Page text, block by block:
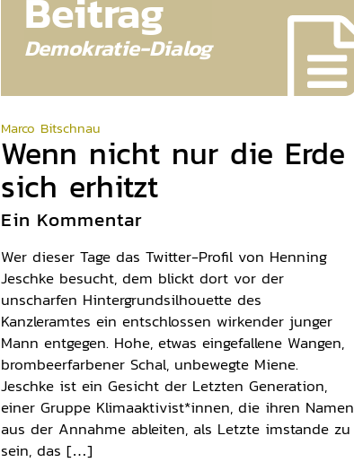
Beitrag
Demokratie-Dialog
Marco Bitschnau
Wenn nicht nur die Erde
sich erhitzt
Ein Kommentar
Wer dieser Tage das Twitter-Profil von Henning
Jeschke besucht, dem blickt dort vor der
unscharfen Hintergrundsilhouette des
Kanzleramtes ein entschlossen wirkender junger
Mann entgegen. Hohe, etwas eingefallene Wangen,
brombeerfarbener Schal, unbewegte Miene.
Jeschke ist ein Gesicht der Letzten Generation,
einer Gruppe Klimaaktivist*innen, die ihren Namen
aus der Annahme ableiten, als Letzte imstande zu
sein, das […]